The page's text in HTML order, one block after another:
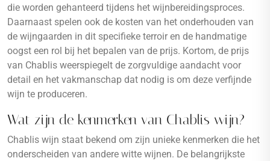
die worden gehanteerd tijdens het wijnbereidingsproces.
Daarnaast spelen ook de kosten van het onderhouden van
de wijngaarden in dit specifieke terroir en de handmatige
oogst een rol bij het bepalen van de prijs. Kortom, de prijs
van Chablis weerspiegelt de zorgvuldige aandacht voor
detail en het vakmanschap dat nodig is om deze verfijnde
wijn te produceren.
Wat zijn de kenmerken van Chablis wijn?
Chablis wijn staat bekend om zijn unieke kenmerken die het
onderscheiden van andere witte wijnen. De belangrijkste